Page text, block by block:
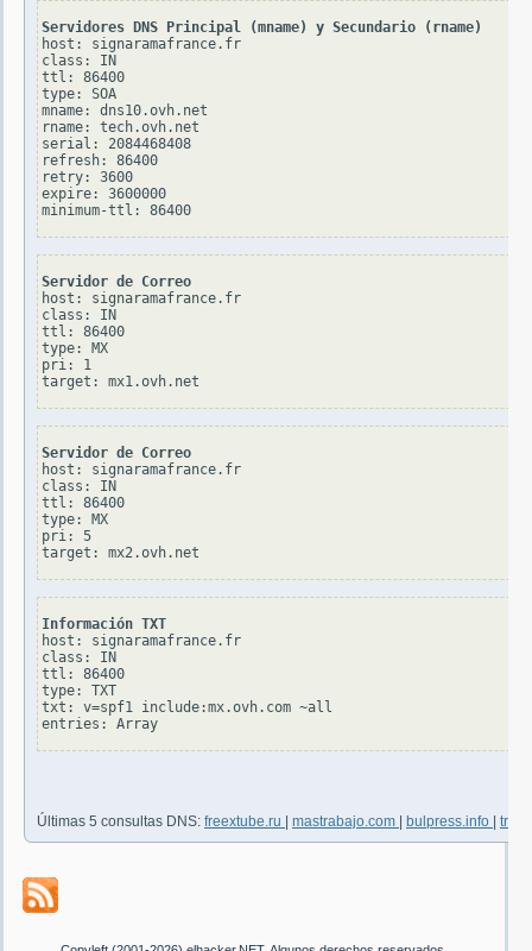
Servidores DNS Principal (mname) y Secundario (rname)
host: signaramafrance.fr
class: IN
ttl: 86400
type: SOA
mname: dns10.ovh.net
rname: tech.ovh.net
serial: 2084468408
refresh: 86400
retry: 3600
expire: 3600000
Servidor de Correo
host: signaramafrance.fr
class: IN
ttl: 86400
type: MX
pri: 1
Servidor de Correo
host: signaramafrance.fr
class: IN
ttl: 86400
type: MX
pri: 5
Información TXT
host: signaramafrance.fr
class: IN
ttl: 86400
type: TXT
txt: v=spf1 include:mx.ovh.com ~all
Últimas 5 consultas DNS: freextube.ru mastrabajo.com bulpress.info